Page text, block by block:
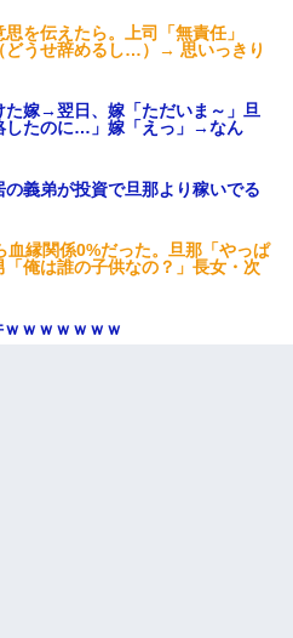
を伝えたら。上司「無責任」
どうせ辞めるし…）→ 思いっきり
た嫁→翌日、嫁「ただいま～」旦
したのに…」嫁「えっ」→なん
義弟が投資で旦那より稼いでる
縁関係0%だった。旦那「やっぱ
俺は誰の子供なの？」長女・次
ｗｗｗｗｗｗ